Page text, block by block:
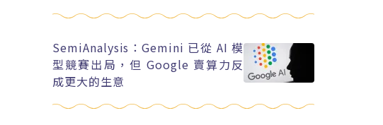
SemiAnalysis：Gemini 已從 AI 模
型競賽出局，但 Google 賣算力反
成更大的生意